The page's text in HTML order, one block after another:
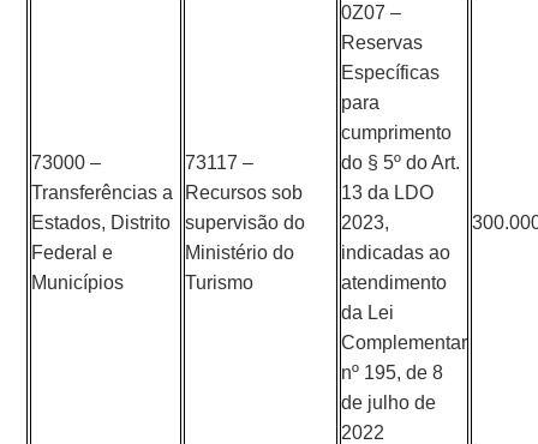
73000 –
Transferências a
Estados, Distrito
Federal e
Municípios
73117 –
Recursos sob
supervisão do
Ministério do
Turismo
0Z07 –
Reservas
Específicas
para
cumprimento
do § 5º do Art.
13 da LDO
2023,
indicadas ao
atendimento
da Lei
Complementar
nº 195, de 8
de julho de
2022